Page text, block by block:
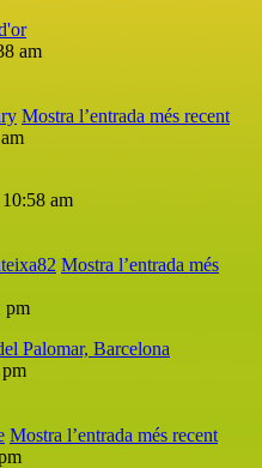
am
Mostra l’entrada més recent
am
Mostra l’entrada més
pm
Palomar, Barcelona
Mostra l’entrada més recent